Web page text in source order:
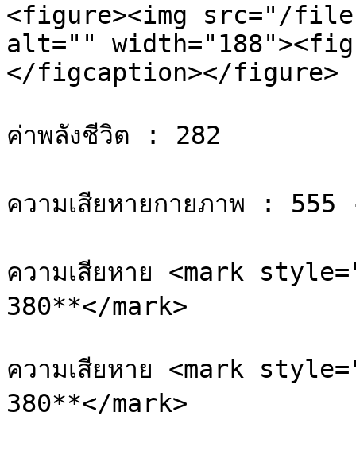
<figure><img src="/files/
alt=""
</figcaption></figure>
ค่าพลังชีวิต : 282
ความเสียหายกายภาพ :
ความเสียหาย <mark
380**</mark>
ความเสียหาย <mark
380**</mark>